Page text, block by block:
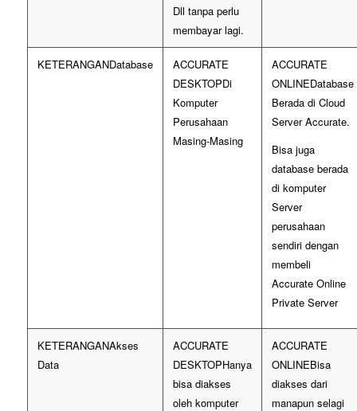
Dll tanpa perlu
membayar lagi.
Database
Di
Komputer
Perusahaan
Masing-Masing
Database
Berada di Cloud
Server Accurate.
Bisa juga
database berada
di komputer
Server
perusahaan
sendiri dengan
membeli
Accurate Online
Private Server
Akses
Data
Hanya
bisa diakses
oleh komputer
Bisa
diakses dari
manapun selagi